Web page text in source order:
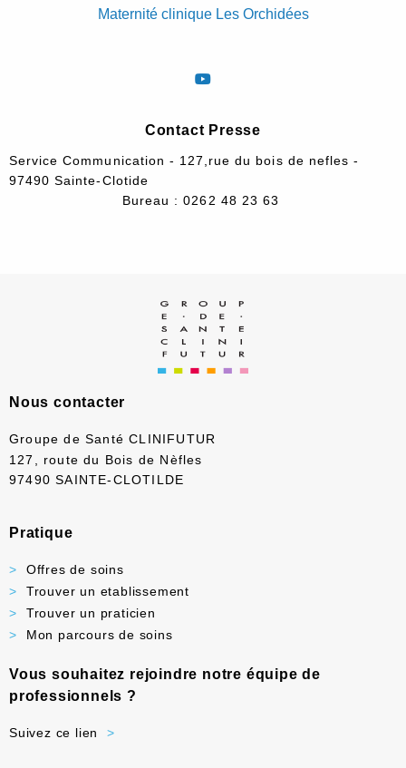
Maternité clinique Les Orchidées
Contact Presse
Service Communication - 127,rue du bois de nefles -
97490 Sainte-Clotide
Bureau : 0262 48 23 63
Nous contacter
Groupe de Santé CLINIFUTUR
127, route du Bois de Nèfles
97490 SAINTE-CLOTILDE
Pratique
Offres de soins
Trouver un etablissement
Trouver un praticien
Mon parcours de soins
Vous souhaitez rejoindre notre équipe de
professionnels ?
Suivez ce lien